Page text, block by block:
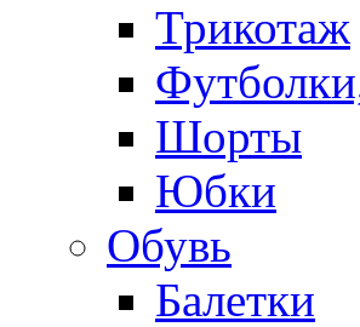
Трикотаж
Шорты
Юбки
Обувь
Балетки